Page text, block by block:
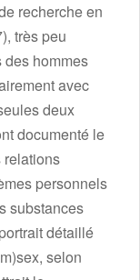
recherche en
très peu
des hommes
avec
deux
documenté le
relations
personnels
substances
détaillé
selon